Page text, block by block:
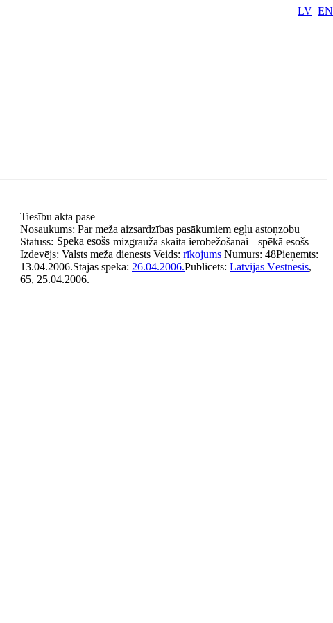
LV EN
Tiesību akta pase
Nosaukums: Par meža aizsardzības pasākumiem egļu astoņzobu
mizgrauža skaita ierobežošanai
Statuss: Spēkā esošs
spēkā esošs
Izdevējs: Valsts meža dienests Veids: rīkojums Numurs: 48Pieņemts:
13.04.2006.Stājas spēkā: 26.04.2006.Publicēts: Latvijas Vēstnesis,
65, 25.04.2006.